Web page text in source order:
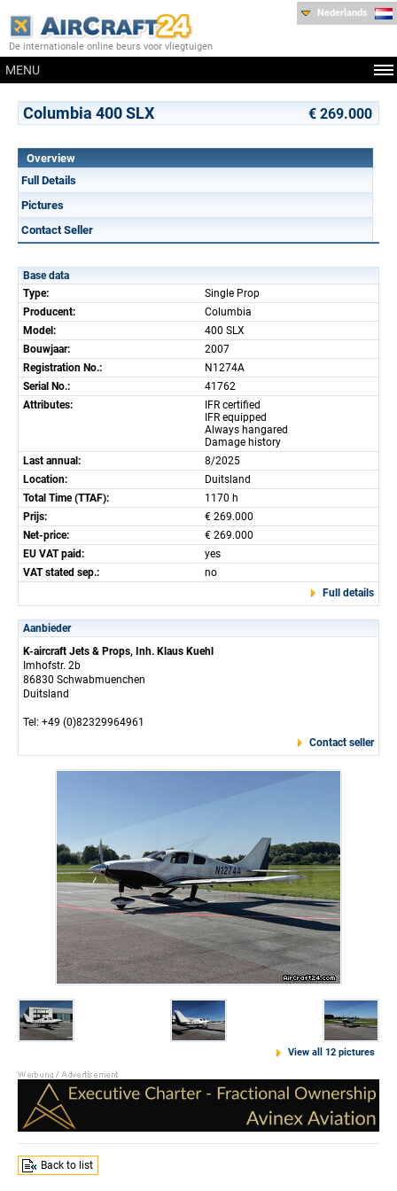
De internationale online beurs voor vliegtuigen
MENU
Nederlands
Columbia 400 SLX € 269.000
Overview
Full Details
Pictures
Contact Seller
Base data
Type:
Single Prop
Producent:
Columbia
Model:
400 SLX
Bouwjaar:
2007
Registration No.:
N1274A
Serial No.:
41762
Attributes:
IFR certified
IFR equipped
Always hangared
Damage history
Last annual:
8/2025
Location:
Duitsland
Total Time (TTAF):
1170 h
Prijs:
€ 269.000
Net-price:
€ 269.000
EU VAT paid:
yes
VAT stated sep.:
no
Full details
Aanbieder
K-aircraft Jets & Props, Inh. Klaus Kuehl
Imhofstr. 2b
86830 Schwabmuenchen
Duitsland
Tel: +49 (0)82329964961
Contact seller
View all 12 pictures
Back to list